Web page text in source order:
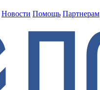
Новости Помощь Партнерам